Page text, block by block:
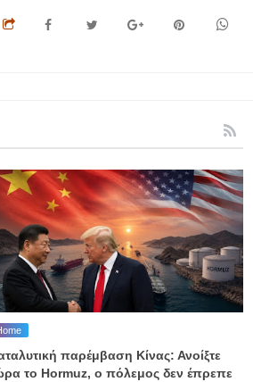
παρέμβαση Κίνας: Ανοίξτε
το Hormuz, o πόλεμος δεν έπρεπε